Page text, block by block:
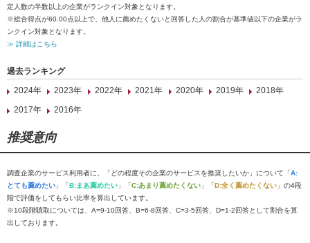
定人数の半数以上の企業がランクイン対象となります。
※総合得点が60.00点以上で、他人に薦めたくないと回答した人の割合が基準値以下の企業がラ
ンクイン対象となります。
≫ 詳細はこちら
過去ランキング
2024年
2023年 2022年 2021年 2020年 2019年
2018年
2017年
2016年
推奨意向
調査企業のサービス利用者に、「どの程度その企業のサービスを推奨したいか」について「A:
とても薦めたい 」「B:まあ薦めたい 」「C:あまり薦めたくない 」「D:全く薦めたくない 」の4段
階で評価をしてもらい比率を算出しています。
※10段階聴取については、A=9-10回答、B=6-8回答、C=3-5回答、D=1-2回答として割合を算
出しております。